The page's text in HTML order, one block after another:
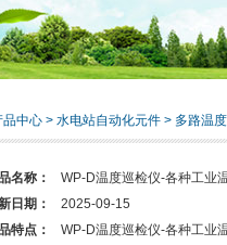
品中心 > 水电站自动化元件 > 多路温
名称：
WP-D温度巡检仪-各种工业
日期：
2025-09-15
特点：
WP-D温度巡检仪-各种工业